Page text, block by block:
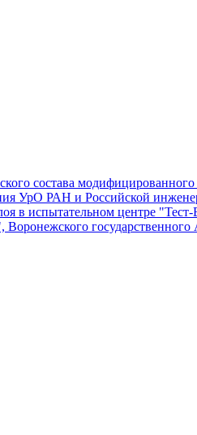
состава модифицированного
УрО РАН и Российской
в испытательном центре "Тест-